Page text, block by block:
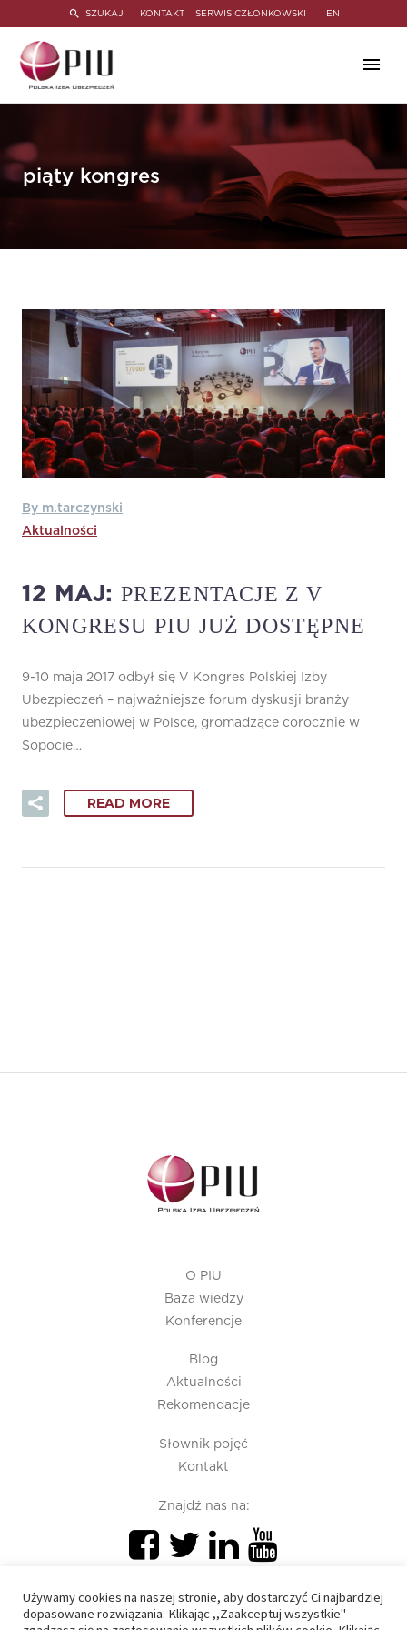
SZUKAJ KONTAKT SERWIS CZŁONKOWSKI EN
piąty kongres
By m.tarczynski
Aktualności
12 MAJ: PREZENTACJE Z V
KONGRESU PIU JUŻ DOSTĘPNE
9-10 maja 2017 odbył się V Kongres Polskiej Izby
Ubezpieczeń – najważniejsze forum dyskusji branży
ubezpieczeniowej w Polsce, gromadzące corocznie w
Sopocie…
READ MORE
O PIU
Baza wiedzy
Konferencje
Blog
Aktualności
Rekomendacje
Słownik pojęć
Kontakt
Znajdź nas na:
Używamy cookies na naszej stronie, aby dostarczyć Ci najbardziej
dopasowane rozwiązania. Klikając ,,Zaakceptuj wszystkie"